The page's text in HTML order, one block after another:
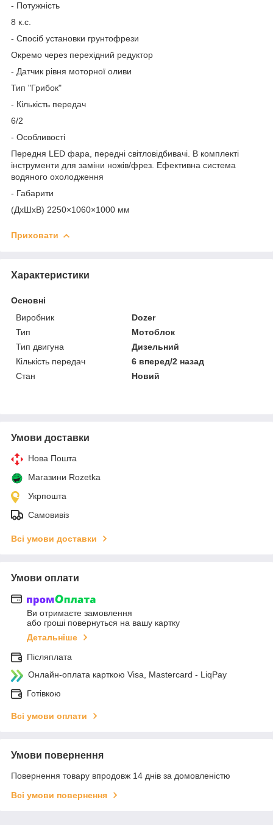
- Потужність
8 к.с.
- Спосіб установки грунтофрези
Окремо через перехідний редуктор
- Датчик рівня моторної оливи
Тип "Грибок"
- Кількість передач
6/2
- Особливості
Передня LED фара, передні світловідбивачі. В комплекті
інструменти для заміни ножів/фрез. Ефективна система
водяного охолодження
- Габарити
(ДхШхВ) 2250×1060×1000 мм
Приховати
Характеристики
Основні
Виробник
Dozer
Тип
Мотоблок
Тип двигуна
Дизельний
Кількість передач
6 вперед/2 назад
Стан
Новий
Умови доставки
Нова Пошта
Магазини Rozetka
Укрпошта
Самовивіз
Всі умови доставки
Умови оплати
Ви отримаєте замовлення
або гроші повернуться на вашу картку
Детальніше
Післяплата
Онлайн-оплата карткою Visa, Mastercard - LiqPay
Готівкою
Всі умови оплати
Умови повернення
Повернення товару впродовж 14 днів за домовленістю
Всі умови повернення